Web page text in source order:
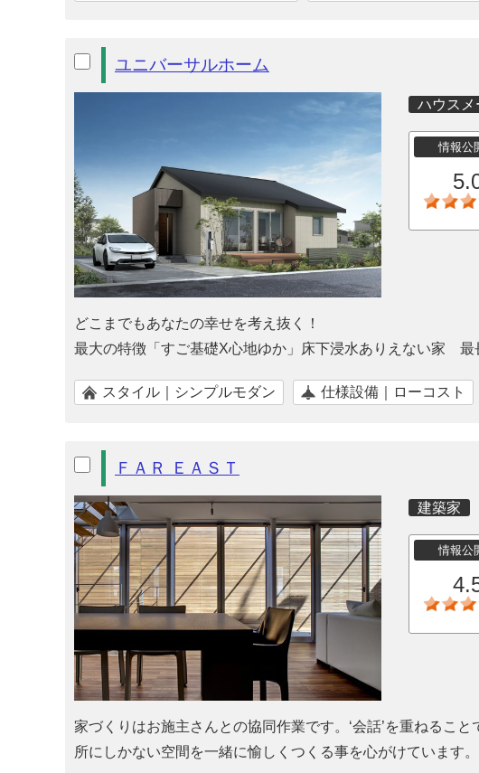
ユニバーサルホーム
ハウスメ
情報公
どこまでもあなたの幸せを考え抜く！
最大の特徴「すご基礎X心地ゆか」床下浸水ありえない家
スタイル｜シンプルモダン 仕様設備｜ローコスト
ＦＡＲ ＥＡＳＴ
建築家
情報公
家づくりはお施主さんとの協同作業です。‘会話’を重ねるこ
所にしかない空間を一緒に愉しくつくる事を心がけています。